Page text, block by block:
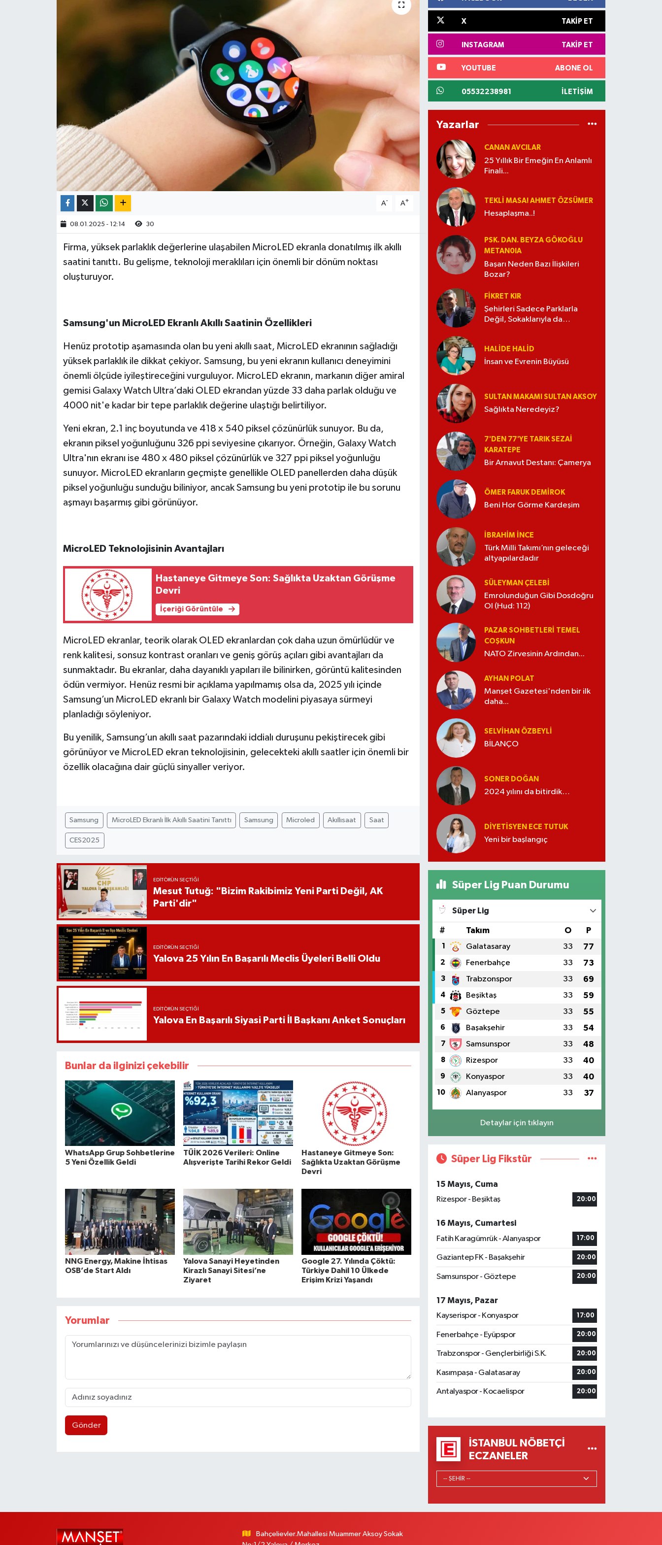
A- A+
08.01.2025 - 12:14 30
Firma, yüksek parlaklık değerlerine ulaşabilen MicroLED ekranla donatılmış ilk akıllı
saatini tanıttı. Bu gelişme, teknoloji meraklıları için önemli bir dönüm noktası
oluşturuyor.
Samsung'un MicroLED Ekranlı Akıllı Saatinin Özellikleri
Henüz prototip aşamasında olan bu yeni akıllı saat, MicroLED ekranının sağladığı
yüksek parlaklık ile dikkat çekiyor. Samsung, bu yeni ekranın kullanıcı deneyimini
önemli ölçüde iyileştireceğini vurguluyor. MicroLED ekranın, markanın diğer amiral
gemisi Galaxy Watch Ultra’daki OLED ekrandan yüzde 33 daha parlak olduğu ve
4000 nit'e kadar bir tepe parlaklık değerine ulaştığı belirtiliyor.
Yeni ekran, 2.1 inç boyutunda ve 418 x 540 piksel çözünürlük sunuyor. Bu da,
ekranın piksel yoğunluğunu 326 ppi seviyesine çıkarıyor. Örneğin, Galaxy Watch
Ultra'nın ekranı ise 480 x 480 piksel çözünürlük ve 327 ppi piksel yoğunluğu
sunuyor. MicroLED ekranların geçmişte genellikle OLED panellerden daha düşük
piksel yoğunluğu sunduğu biliniyor, ancak Samsung bu yeni prototip ile bu sorunu
aşmayı başarmış gibi görünüyor.
MicroLED Teknolojisinin Avantajları
Hastaneye Gitmeye Son: Sağlıkta Uzaktan Görüşme
Devri
İçeriği Görüntüle
MicroLED ekranlar, teorik olarak OLED ekranlardan çok daha uzun ömürlüdür ve
renk kalitesi, sonsuz kontrast oranları ve geniş görüş açıları gibi avantajları da
sunmaktadır. Bu ekranlar, daha dayanıklı yapıları ile bilinirken, görüntü kalitesinden
ödün vermiyor. Henüz resmi bir açıklama yapılmamış olsa da, 2025 yılı içinde
Samsung’un MicroLED ekranlı bir Galaxy Watch modelini piyasaya sürmeyi
planladığı söyleniyor.
Bu yenilik, Samsung’un akıllı saat pazarındaki iddialı duruşunu pekiştirecek gibi
görünüyor ve MicroLED ekran teknolojisinin, gelecekteki akıllı saatler için önemli bir
özellik olacağına dair güçlü sinyaller veriyor.
Samsung MicroLED Ekranlı İlk Akıllı Saatini Tanıttı Samsung Microled Akıllısaat Saat
CES2025
EDITÖRÜN SEÇTIĞI
Mesut Tutuğ: "Bizim Rakibimiz Yeni Parti Değil, AK
Parti'dir"
EDITÖRÜN SEÇTIĞI
Yalova 25 Yılın En Başarılı Meclis Üyeleri Belli Oldu
EDITÖRÜN SEÇTIĞI
Yalova En Başarılı Siyasi Parti İl Başkanı Anket Sonuçları
Bunlar da ilginizi çekebilir
WhatsApp Grup Sohbetlerine
5 Yeni Özellik Geldi
TÜİK 2026 Verileri: Online
Alışverişte Tarihi Rekor Geldi
Hastaneye Gitmeye Son:
Sağlıkta Uzaktan Görüşme
Devri
NNG Energy, Makine İhtisas
OSB’de Start Aldı
Yalova Sanayi Heyetinden
Kirazlı Sanayi Sitesi’ne
Ziyaret
Google 27. Yılında Çöktü:
Türkiye Dahil 10 Ülkede
Erişim Krizi Yaşandı
Yorumlar
Gönder
X TAKIP ET
INSTAGRAM TAKIP ET
YOUTUBE ABONE OL
05532238981 İLETIŞIM
Yazarlar
CANAN AVCILAR
25 Yıllık Bir Emeğin En Anlamlı
Finali...
TEKLI MASA! AHMET ÖZSÜMER
Hesaplaşma..!
PSK. DAN. BEYZA GÖKOĞLU
METAN0IA
Başarı Neden Bazı İlişkileri
Bozar?
FIKRET KIR
Şehirleri Sadece Parklarla
Değil, Sokaklarıyla da
HALIDE HALID
İnsan ve Evrenin Büyüsü
SULTAN MAKAMI SULTAN AKSOY
Sağlıkta Neredeyiz?
7'DEN 77'YE TARIK SEZAI
KARATEPE
Bir Arnavut Destanı: Çamerya
ÖMER FARUK DEMIROK
Beni Hor Görme Kardeşim
İBRAHIM İNCE
Türk Milli Takımı’nın geleceği
altyapılardadır
SÜLEYMAN ÇELEBI
Emrolunduğun Gibi Dosdoğru
Ol (Hud: 112)
PAZAR SOHBETLERI TEMEL
COŞKUN
NATO Zirvesinin Ardından...
AYHAN POLAT
Manşet Gazetesi'nden bir ilk
daha...
SELVIHAN ÖZBEYLI
BİLANÇO
SONER DOĞAN
2024 yılını da bitirdik…
DIYETISYEN ECE TUTUK
Yeni bir başlangıç
Süper Lig Puan Durumu
Süper Lig
# Takım O P
1 Galatasaray 33 77
2 Fenerbahçe 33 73
3 Trabzonspor 33 69
4 Beşiktaş 33 59
5 Göztepe 33 55
6 Başakşehir 33 54
7 Samsunspor 33 48
8 Rizespor 33 40
9 Konyaspor 33 40
10 Alanyaspor 33 37
Detaylar için tıklayın
Süper Lig Fikstür
15 Mayıs, Cuma
Rizespor - Beşiktaş
20:00
16 Mayıs, Cumartesi
Fatih Karagümrük - Alanyaspor
17:00
Gaziantep FK - Başakşehir 20:00
Samsunspor - Göztepe 20:00
17 Mayıs, Pazar
Kayserispor - Konyaspor
17:00
Fenerbahçe - Eyüpspor 20:00
Trabzonspor - Gençlerbirliği S.K. 20:00
Kasımpaşa - Galatasaray 20:00
Antalyaspor - Kocaelispor 20:00
İSTANBUL NÖBETÇI
ECZANELER
Bahçelievler.Mahallesi Muammer Aksoy Sokak